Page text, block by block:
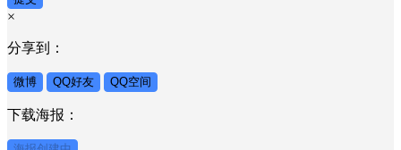
×
分享到：
微博 QQ好友 QQ空间
下载海报：